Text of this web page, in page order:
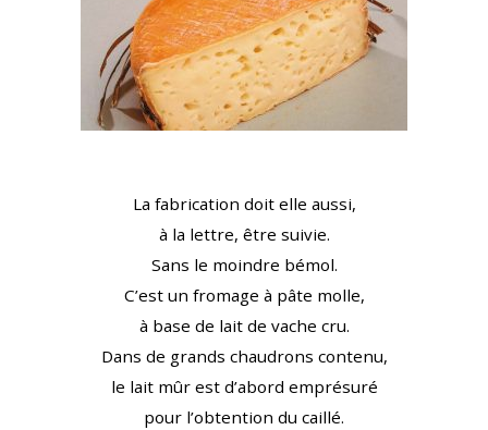
La fabrication doit elle aussi,
à la lettre, être suivie.
Sans le moindre bémol.
C’est un fromage à pâte molle,
à base de lait de vache cru.
Dans de grands chaudrons contenu,
le lait mûr est d’abord emprésuré
pour l’obtention du caillé.